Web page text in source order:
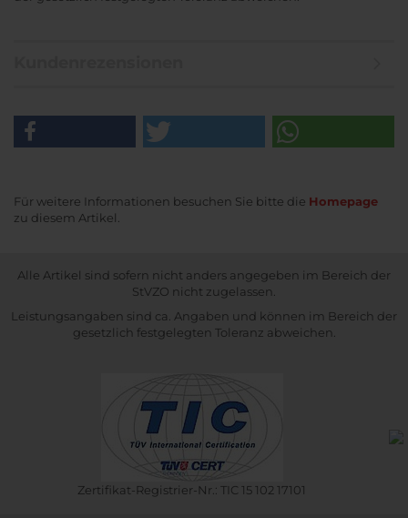
Für weitere Informationen besuchen Sie bitte die Homepage
zu diesem Artikel.
Alle Artikel sind sofern nicht anders angegeben im Bereich der
StVZO nicht zugelassen.
Leistungsangaben sind ca. Angaben und können im Bereich der
gesetzlich festgelegten Toleranz abweichen.
Zertifikat-Registrier-Nr.: TIC 15 102 17101